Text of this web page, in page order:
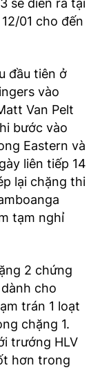
sẽ diễn ra tại
01 cho đến
đầu tiên ở
vào
Van Pelt
bước vào
Eastern và
liên tiếp 14
lại chặng thi
tạm nghỉ
2 chứng
cho
trán 1 loạt
chặng 1.
trướng HLV
hơn trong